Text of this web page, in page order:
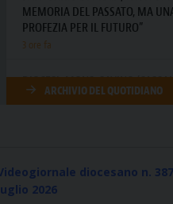
diocesano n. 387
2026